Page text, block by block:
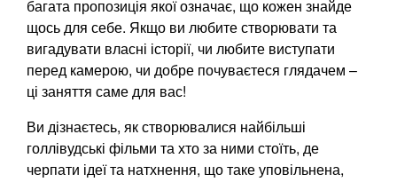
багата пропозиція якої означає, що кожен знайде
щось для себе. Якщо ви любите створювати та
вигадувати власні історії, чи любите виступати
перед камерою, чи добре почуваєтеся глядачем –
ці заняття саме для вас!
Ви дізнаєтесь, як створювалися найбільші
голлівудські фільми та хто за ними стоїть, де
черпати ідеї та натхнення, що таке уповільнена,